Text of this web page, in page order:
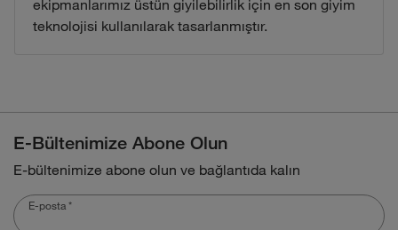
ekipmanlarımız üstün giyilebilirlik için en son giyim
teknolojisi kullanılarak tasarlanmıştır.
E-Bültenimize Abone Olun
E-bültenimize abone olun ve bağlantıda kalın
E-posta *